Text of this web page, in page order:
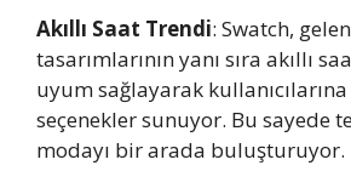
Akıllı Saat Trendi: Swatch,
tasarımlarının yanı sıra akıllı
uyum sağlayarak
seçenekler sunuyor. Bu sayede
modayı bir arada buluşturuyor.